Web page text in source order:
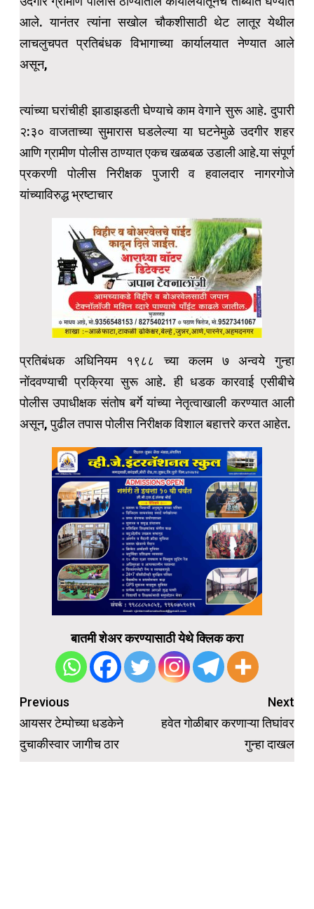
आले. यानंतर त्यांना सखोल चौकशीसाठी थेट लातूर येथील
लाचलुचपत प्रतिबंधक विभागाच्या कार्यालयात नेण्यात आले
असून,
त्यांच्या घरांचीही झाडाझडती घेण्याचे काम वेगाने सुरू आहे. दुपारी
२:३० वाजताच्या सुमारास घडलेल्या या घटनेमुळे उदगीर शहर
आणि ग्रामीण पोलीस ठाण्यात एकच खळबळ उडाली आहे.या संपूर्ण
प्रकरणी पोलीस निरीक्षक पुजारी व हवालदार नागरगोजे
यांच्याविरुद्ध भ्रष्टाचार
प्रतिबंधक अधिनियम १९८८ च्या कलम ७ अन्वये गुन्हा
नोंदवण्याची प्रक्रिया सुरू आहे. ही धडक कारवाई एसीबीचे
पोलीस उपाधीक्षक संतोष बर्गे यांच्या नेतृत्वाखाली करण्यात आली
असून, पुढील तपास पोलीस निरीक्षक विशाल बहात्तरे करत आहेत.
बातमी शेअर करण्यासाठी येथे क्लिक करा
Post
navigation
Previous
आयसर टेम्पोच्या धडकेने
दुचाकीस्वार जागीच ठार
Next
हवेत गोळीबार करणाऱ्या तिघांवर
गुन्हा दाखल